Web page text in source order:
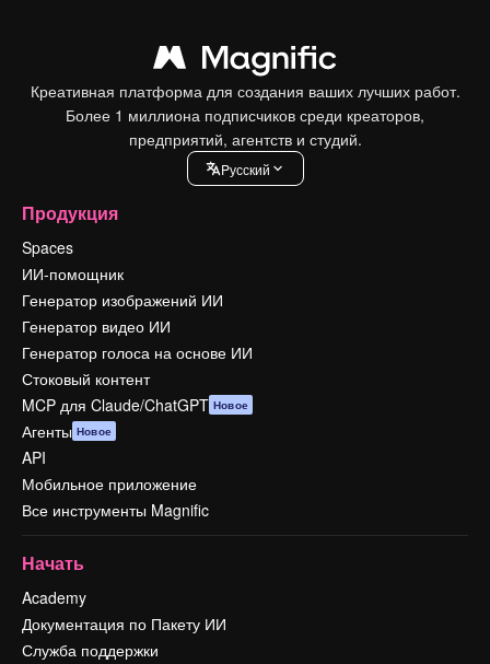
Креативная платформа для создания ваших лучших работ.
Более 1 миллиона подписчиков среди креаторов,
предприятий, агентств и студий.
Pусский
Продукция
Spaces
ИИ-помощник
Генератор изображений ИИ
Генератор видео ИИ
Генератор голоса на основе ИИ
Стоковый контент
MCP для Claude/ChatGPT Новое
Агенты Новое
API
Мобильное приложение
Все инструменты Magnific
Начать
Academy
Документация по Пакету ИИ
Служба поддержки